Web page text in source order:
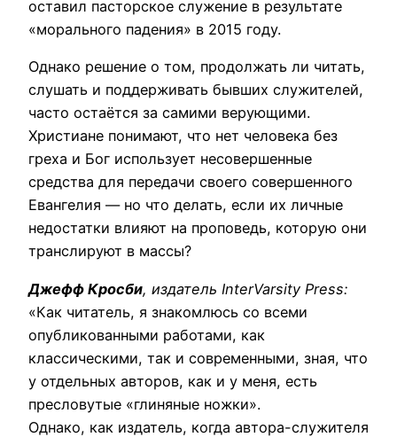
оставил пасторское служение в результате
«морального падения» в 2015 году.
Однако решение о том, продолжать ли читать,
слушать и поддерживать бывших служителей,
часто остаётся за самими верующими.
Христиане понимают, что нет человека без
греха и Бог использует несовершенные
средства для передачи своего совершенного
Евангелия — но что делать, если их личные
недостатки влияют на проповедь, которую они
транслируют в массы?
Джефф Кросби, издатель InterVarsity Press:
«Как читатель, я знакомлюсь со всеми
опубликованными работами, как
классическими, так и современными, зная, что
у отдельных авторов, как и у меня, есть
пресловутые «глиняные ножки».
Однако, как издатель, когда автора-служителя